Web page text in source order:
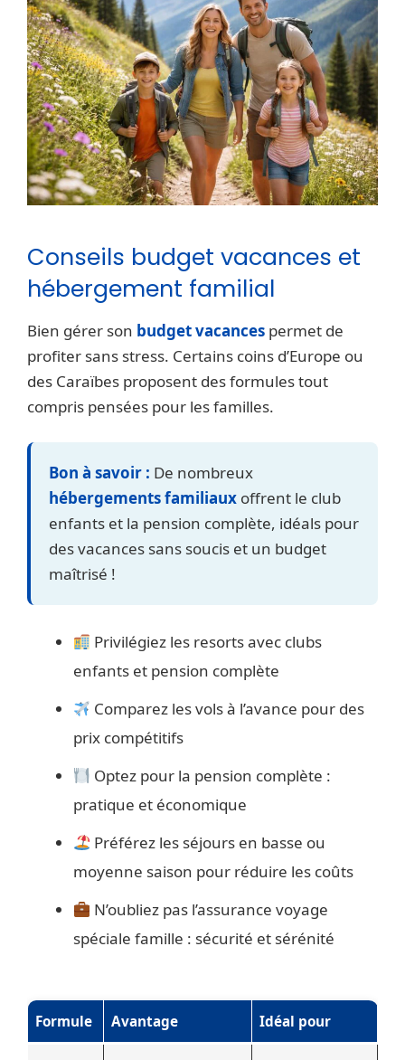
Conseils budget vacances et
hébergement familial
Bien gérer son budget vacances permet de
profiter sans stress. Certains coins d’Europe ou
des Caraïbes proposent des formules tout
compris pensées pour les familles.
Bon à savoir : De nombreux
hébergements familiaux offrent le club
enfants et la pension complète, idéals pour
des vacances sans soucis et un budget
maîtrisé !
Privilégiez les resorts avec clubs
enfants et pension complète
Comparez les vols à l’avance pour des
prix compétitifs
Optez pour la pension complète :
pratique et économique
Préférez les séjours en basse ou
moyenne saison pour réduire les coûts
N’oubliez pas l’assurance voyage
spéciale famille : sécurité et sérénité
Formule Avantage Idéal pour